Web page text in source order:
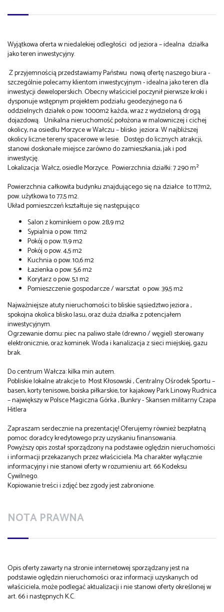
Wyjątkowa oferta w niedalekiej odległości od jeziora – idealna działka
jako teren inwestycyjny.
Z przyjemnością przedstawiamy Państwu nową ofertę naszego biura -
szczególnie polecamy klientom inwestycyjnym - idealna jako teren dla
inwestycji deweloperskich. Obecny właściciel poczynił pierwsze kroki i
dysponuje wstępnym projektem podziału geodezyjnego na 6
oddzielnych działek o pow. 1000m2 każda, wraz z wydzieloną drogą
dojazdową. Unikalna nieruchomość położona w malowniczej i cichej
okolicy, na osiedlu Morzyce w Wałczu – blisko jeziora. W najbliższej
okolicy liczne tereny spacerowe w lesie. Dostęp do licznych atrakcji,
stanowi doskonałe miejsce zarówno do zamieszkania, jak i pod
inwestycję.
Lokalizacja: Wałcz, osiedle Morzyce. Powierzchnia działki: 7 290 m²
Powierzchnia całkowita budynku znajdującego się na działce to 117m2,
pow. użytkowa to 77,5 m2.
Układ pomieszczeń kształtuje się następująco:
Salon z kominkiem o pow. 28,9 m2
Sypialnia o pow. 11m2
Pokój o pow. 11,9 m2
Pokój o pow. 4,5 m2
Kuchnia o pow. 10,6 m2
Łazienka o pow. 5,6 m2
Korytarz o pow. 5,1 m2
Pomieszczenie gospodarcze / warsztat o pow. 39,5 m2
Najważniejsze atuty nieruchomości to bliskie sąsiedztwo jeziora ,
spokojna okolica blisko lasu, oraz duża działka z potencjałem
inwestycyjnym.
Ogrzewanie domu: piec na paliwo stałe (drewno / węgiel) sterowany
elektronicznie, oraz kominek. Woda i kanalizacja z sieci miejskiej, gazu
brak.
Do centrum Wałcza: kilka min autem.
Pobliskie lokalne atrakcje to Most Kłosowski , Centralny Ośrodek Sportu –
basen, korty tenisowe, boiska piłkarskie, tor kajakowy Park Linowy Rudnica
– największy w Polsce Magiczna Górka , Bunkry - Skansen militarny Czapa
Hitlera
Zapraszam serdecznie na prezentację! Oferujemy również bezpłatną
pomoc doradcy kredytowego przy uzyskaniu finansowania.
Powyższy opis został sporządzony na podstawie oględzin nieruchomości
i informacji przekazanych przez właściciela. Ma charakter wyłącznie
informacyjny i nie stanowi oferty w rozumieniu art. 66 Kodeksu
Cywilnego.
Kopiowanie treści i zdjęć bez zgody jest zabronione.
NOTA PRAWNA
Opis oferty zawarty na stronie internetowej sporządzany jest na
podstawie oględzin nieruchomości oraz informacji uzyskanych od
właściciela, może podlegać aktualizacji i nie stanowi oferty określonej w
art. 66 i następnych K.C.